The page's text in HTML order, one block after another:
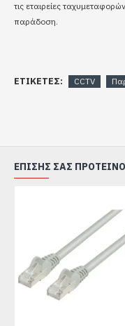
τις εταιρείες
παράδοση.
ΕΤΙΚΈΤΕΣ: CCTV
ΕΠΊΣΗΣ ΣΑΣ